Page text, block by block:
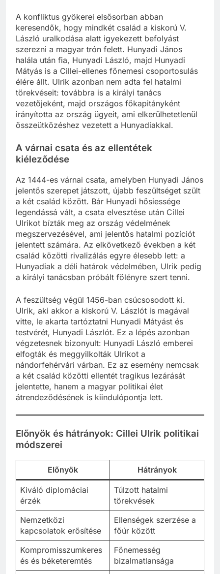
A konfliktus gyökerei elsősorban abban
keresendők, hogy mindkét család a kiskorú V.
László uralkodása alatt igyekezett befolyást
szerezni a magyar trón felett. Hunyadi János
halála után fia, Hunyadi László, majd Hunyadi
Mátyás is a Cillei-ellenes főnemesi csoportosulás
élére állt. Ulrik azonban nem adta fel hatalmi
törekvéseit: továbbra is a királyi tanács
vezetőjeként, majd országos főkapitányként
irányította az ország ügyeit, ami elkerülhetetlenül
összeütközéshez vezetett a Hunyadiakkal.
A várnai csata és az ellentétek
kiéleződése
Az 1444-es várnai csata, amelyben Hunyadi János
jelentős szerepet játszott, újabb feszültséget szült
a két család között. Bár Hunyadi hősiessége
legendássá vált, a csata elvesztése után Cillei
Ulrikot bízták meg az ország védelmének
megszervezésével, ami jelentős hatalmi pozíciót
jelentett számára. Az elkövetkező években a két
család közötti rivalizálás egyre élesebb lett: a
Hunyadiak a déli határok védelmében, Ulrik pedig
a királyi tanácsban próbált fölényre szert tenni.
A feszültség végül 1456-ban csúcsosodott ki.
Ulrik, aki akkor a kiskorú V. Lászlót is magával
vitte, le akarta tartóztatni Hunyadi Mátyást és
testvérét, Hunyadi Lászlót. Ez a lépés azonban
végzetesnek bizonyult: Hunyadi László emberei
elfogták és meggyilkolták Ulrikot a
nándorfehérvári várban. Ez az esemény nemcsak
a két család közötti ellentét tragikus lezárását
jelentette, hanem a magyar politikai élet
átrendeződésének is kiindulópontja lett.
Előnyök és hátrányok: Cillei Ulrik politikai
módszerei
Előnyök Hátrányok
Kiváló diplomáciai
érzék
Túlzott hatalmi
törekvések
Nemzetközi
kapcsolatok erősítése
Ellenségek szerzése a
főúr között
Kompromisszumkeres
és és béketeremtés
Főnemesség
bizalmatlansága